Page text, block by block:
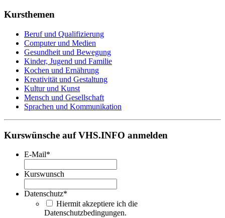
Kursthemen
Beruf und Qualifizierung
Computer und Medien
Gesundheit und Bewegung
Kinder, Jugend und Familie
Kochen und Ernährung
Kreativität und Gestaltung
Kultur und Kunst
Mensch und Gesellschaft
Sprachen und Kommunikation
Kurswünsche auf VHS.INFO anmelden
E-Mail*
Kurswunsch
Datenschutz*
Hiermit akzeptiere ich die
Datenschutzbedingungen.